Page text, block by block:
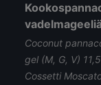
Coconut
gel (M, G, V)
Cossetti